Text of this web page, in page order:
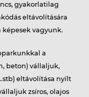
gyakorlatilag
eltávolítására
vagyunk.
a
beton) vállaljuk,
eltávolítása nyílt
zsíros, olajos